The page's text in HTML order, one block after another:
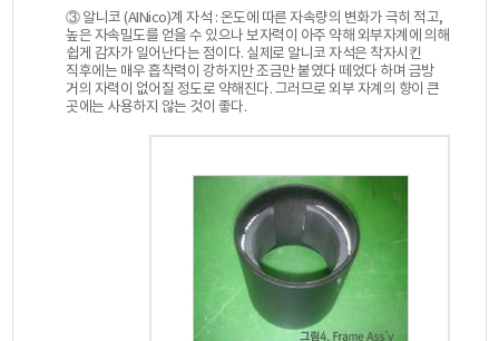
③ 알니코 (AINico)계 자석 : 온도에 따른 자속량의 변화가 극히 적고,
높은 자속밀도를 얻을 수 있으나 보자력이 아주 약해 외부자계에 의해
쉽게 감자가 일어난다는 점이다. 실제로 알니코 자석은 착자시킨
직후에는 매우 흡착력이 강하지만 조금만 붙였다 떼었다 하며 금방
거의 자력이 없어질 정도로 약해진다. 그러므로 외부 자계의 향이 큰
곳에는 사용하지 않는 것이 좋다.